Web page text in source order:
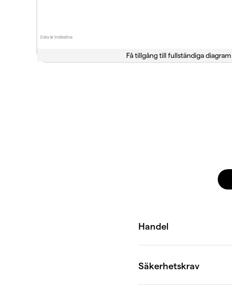
Data är indikativa
Få tillgång till fullständiga